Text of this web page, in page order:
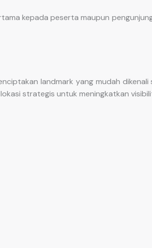
kepada peserta maupun
landmark yang mudah
strategis untuk meningkatkan